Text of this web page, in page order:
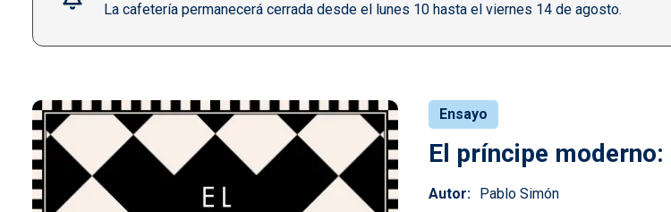
La cafetería permanecerá cerrada desde el lunes 10 hasta el viernes 14 de agosto.
Ensayo
El príncipe
Autor
Pablo Simón